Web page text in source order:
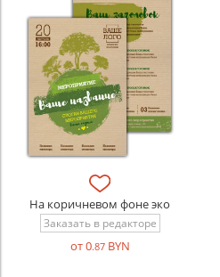
На коричневом фоне эко
Заказать в редакторе
от 0.87BYN